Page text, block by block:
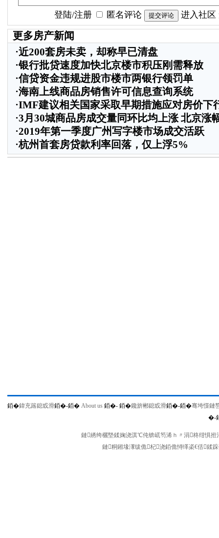
登陆/注册 匿名评论 进入社区
更多房产新闻
·近200套房未卖，却称早已清盘
·银行批贷速度加快北京楼市积压刚需释放
·信贷资金违规进股市楼市两银行领罚单
·海南上线商品房销售许可信息查询系统
·IMF建议相关国家采取早期措施应对房价下
·3月30城商品房成交量同环比均上涨 北京涨
·2019年第一季度广州写字楼市场成交活跃
·杭州首套房贷款利率回落，仅上浮5%
銆�鍏充簬鎴戜滑銆�-銆� About us 銆�- 銆�鑱旂郴鎴戜滑銆�-銆�骞垮憡鏈
�-
鏈綉绔欐墍鍒婅浇淇℃伅锛屼笉浠ｈ〃涓柊绀惧
鏈粡鎺堟潈绂佹杞浇銆佹憳缂栥€佸鍒